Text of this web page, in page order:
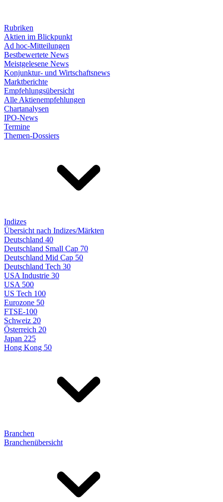
Rubriken
Aktien im Blickpunkt
Ad hoc-Mitteilungen
Bestbewertete News
Meistgelesene News
Konjunktur- und Wirtschaftsnews
Marktberichte
Empfehlungsübersicht
Alle Aktienempfehlungen
Chartanalysen
IPO-News
Termine
Themen-Dossiers
Indizes
Übersicht nach Indizes/Märkten
Deutschland 40
Deutschland Small Cap 70
Deutschland Mid Cap 50
Deutschland Tech 30
USA Industrie 30
USA 500
US Tech 100
Eurozone 50
FTSE-100
Schweiz 20
Österreich 20
Japan 225
Hong Kong 50
Branchen
Branchenübersicht